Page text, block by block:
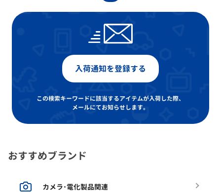
入荷通知を登録する
この検索キーワードに該当するアイテムが入荷した際、
メールにてお知らせします。
おすすめブランド
カメラ･電化製品関連